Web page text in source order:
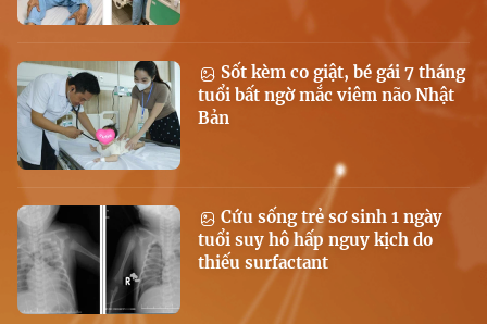
Sốt kèm co giật, bé gái 7 tháng
tuổi bất ngờ mắc viêm não Nhật
Bản
Cứu sống trẻ sơ sinh 1 ngày
tuổi suy hô hấp nguy kịch do
thiếu surfactant